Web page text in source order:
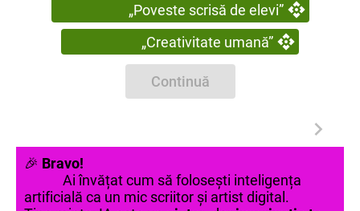
„Poveste scrisă de elevi”
„Creativitate umană”
Continuă
🎉 Bravo!
Ai învățat cum să folosești inteligența
artificială ca un mic scriitor și artist digital.